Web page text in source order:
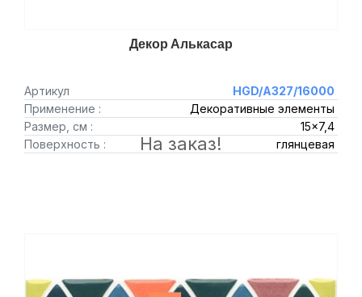
Декор Алькасар
Артикул
HGD/A327/16000
Применение :
Декоративные элементы
Размер, см :
15x7,4
Поверхность :
глянцевая
На заказ!